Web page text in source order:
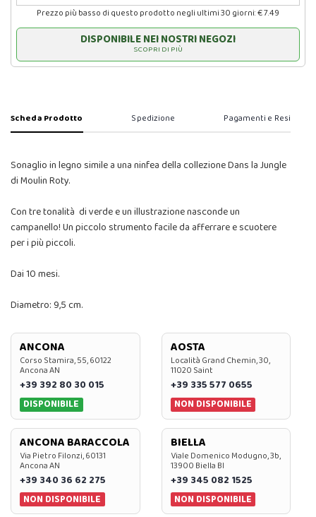
Prezzo più basso di questo prodotto negli ultimi 30 giorni: € 7.49
DISPONIBILE NEI NOSTRI NEGOZI
SCOPRI DI PIÙ
Scheda Prodotto Spedizione Pagamenti e Resi
Sonaglio in legno simile a una ninfea della collezione Dans la Jungle
di Moulin Roty.
Con tre tonalità di verde e un illustrazione nasconde un
campanello! Un piccolo strumento facile da afferrare e scuotere
per i più piccoli.
Dai 10 mesi.
Diametro: 9,5 cm.
ANCONA
Corso Stamira, 55, 60122
Ancona AN
+39 392 80 30 015
DISPONIBILE
AOSTA
Località Grand Chemin, 30,
11020 Saint
+39 335 577 0655
NON DISPONIBILE
ANCONA BARACCOLA
Via Pietro Filonzi, 60131
Ancona AN
+39 340 36 62 275
NON DISPONIBILE
BIELLA
Viale Domenico Modugno, 3b,
13900 Biella BI
+39 345 082 1525
NON DISPONIBILE